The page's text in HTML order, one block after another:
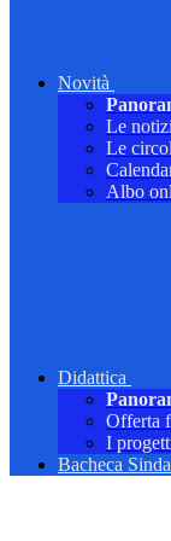
Novità
Le
Le
Albo
Didattica
Offerta
I
Bacheca